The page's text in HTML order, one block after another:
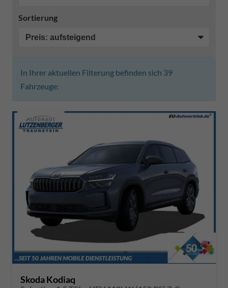
Sortierung
In Ihrer aktuellen Filterung befinden sich 39
Fahrzeuge:
Skoda Kodiaq